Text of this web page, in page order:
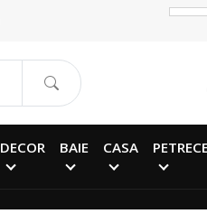
DECOR BAIE CASA